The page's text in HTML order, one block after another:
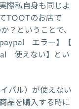
際私自身も同じよ
TOOTのお店で
？ということで、
エラー】【
使えない】とい
パル）が使えない
品を購入する時に